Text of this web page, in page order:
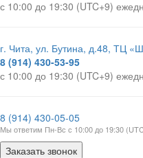
с 10:00 до 19:30 (UTC+9)
г. Чита, ул. Бутина, д.48, ТЦ
8 (914) 430-53-95
с 10:00 до 19:30 (UTC+9)
8 (914) 430-05-05
Мы ответим Пн-Вс с 10:00 до 19:30
Заказать звонок